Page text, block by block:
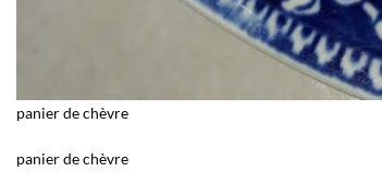
panier de chèvre
panier de chèvre